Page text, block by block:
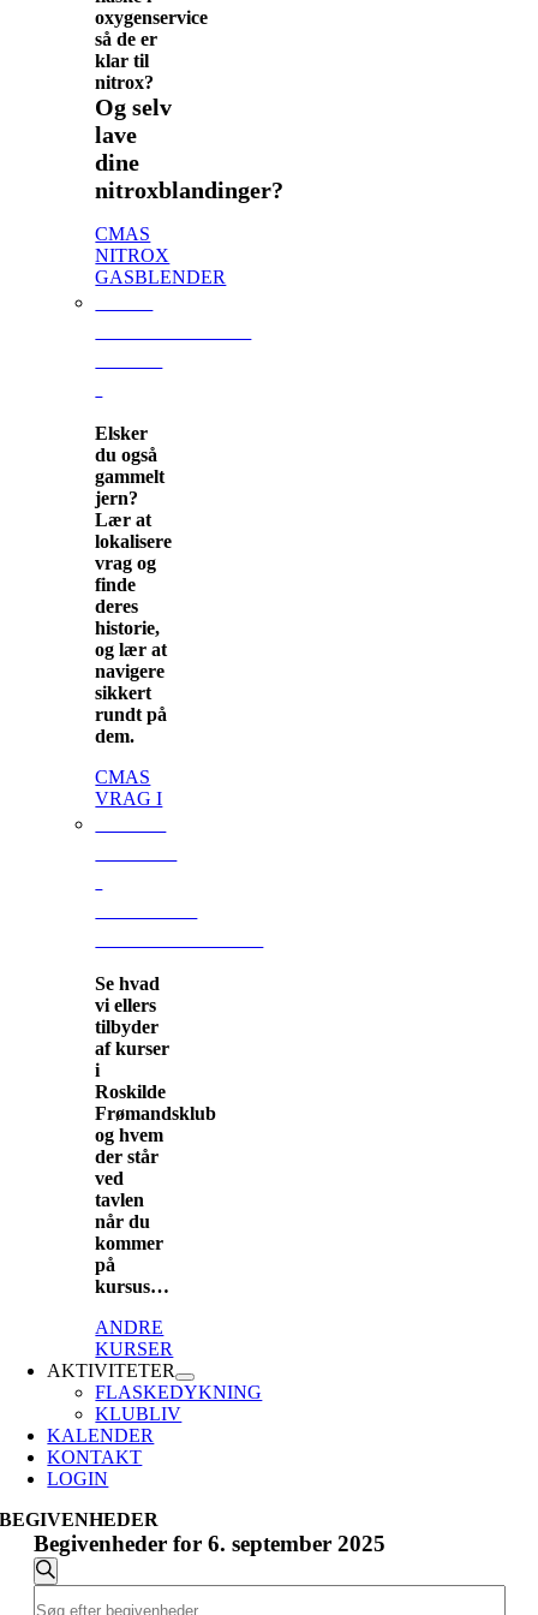
oxygenservice
så de er
klar til
nitrox?
Og selv
lave
dine
nitroxblandinger?
CMAS
NITROX
GASBLENDER
Elsker
du også
gammelt
jern?
Lær at
lokalisere
vrag og
finde
deres
historie,
og lær at
navigere
sikkert
rundt på
dem.
CMAS
VRAG I
Se hvad
vi ellers
tilbyder
af kurser
i
Roskilde
Frømandsklub
og hvem
der står
ved
tavlen
når du
kommer
på
kursus…
ANDRE
KURSER
AKTIVITETER
FLASKEDYKNING
KLUBLIV
KALENDER
KONTAKT
LOGIN
BEGIVENHEDER
Begivenheder for 6. september 2025
Begivenheder
Søgning
Søg
efter